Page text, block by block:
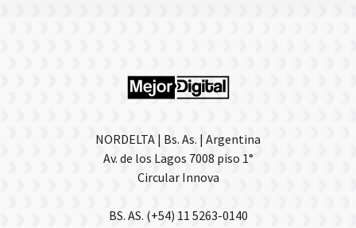
NORDELTA | Bs. As. | Argentina
Av. de los Lagos 7008 piso 1°
Circular Innova
BS. AS. (+54) 11 5263-0140